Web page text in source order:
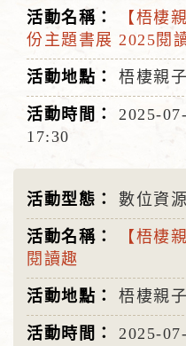
【梧棲
份主題書展 2025閱
梧棲親
2025-
17:30
數位資
【梧棲
閱讀趣
梧棲親
2025-